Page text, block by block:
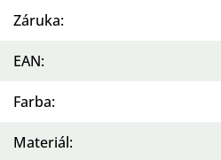
Záruka:
EAN:
Farba:
Materiál: